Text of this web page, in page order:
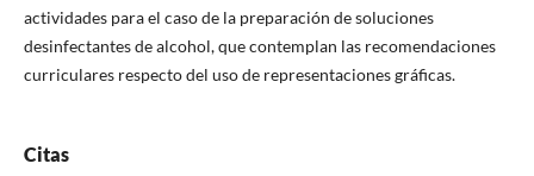
actividades para el caso de la preparación de soluciones
desinfectantes de alcohol, que contemplan las recomendaciones
curriculares respecto del uso de representaciones gráficas.
Citas